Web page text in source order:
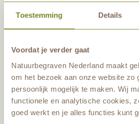
Toestemming Details
Voordat je verder gaat
Natuurbegraven Nederland maakt
om het bezoek aan onze website zo
persoonlijk mogelijk te maken. Wij
functionele en analytische cookies,
goed werkt en je alles functies kunt
Ik kom op de meest mooie en
locaties, waarvan
Schoorsveld er een van is.
de luchten veranderen
zeggen mensen wel; “Nu wil
niet meer zien; in deze setting
ja, ik snap dat. Als ik kom
aanleiding vaak emotioneel en
Gelukkig krijg ik daarna ook